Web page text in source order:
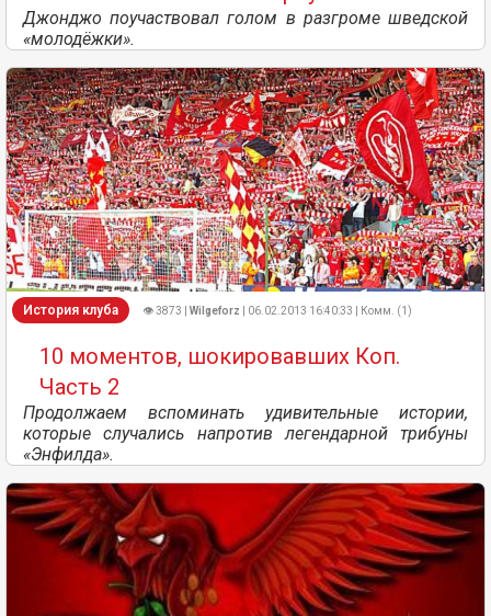
Джонджо поучаствовал голом в разгроме шведской
«молодёжки».
История клуба 👁 3873 | Wilgeforz | 06.02.2013 16:40:33 | Комм. (1)
10 моментов, шокировавших Коп.
Часть 2
Продолжаем вспоминать удивительные истории,
которые случались напротив легендарной трибуны
«Энфилда».